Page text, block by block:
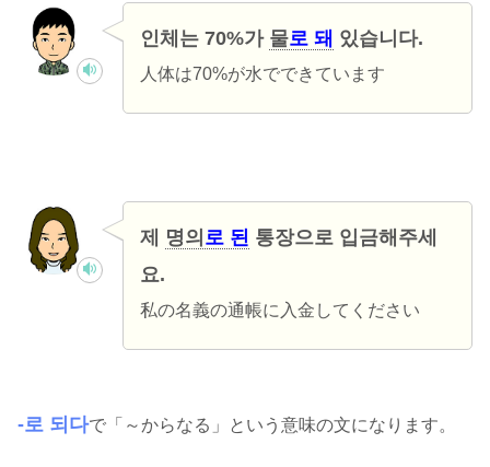
인체는 70%가 물로 돼 있습니다.
人体は70%が水でできています
제 명의 로 된 통장으로 입금해주세
요.
私の名義の通帳に入金してください
-로 되다で「～からなる」という意味の文になります。